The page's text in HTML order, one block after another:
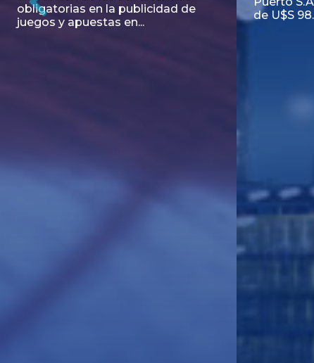
obligatorias en la publicidad de
juegos y apuestas en...
de U$S
Previous